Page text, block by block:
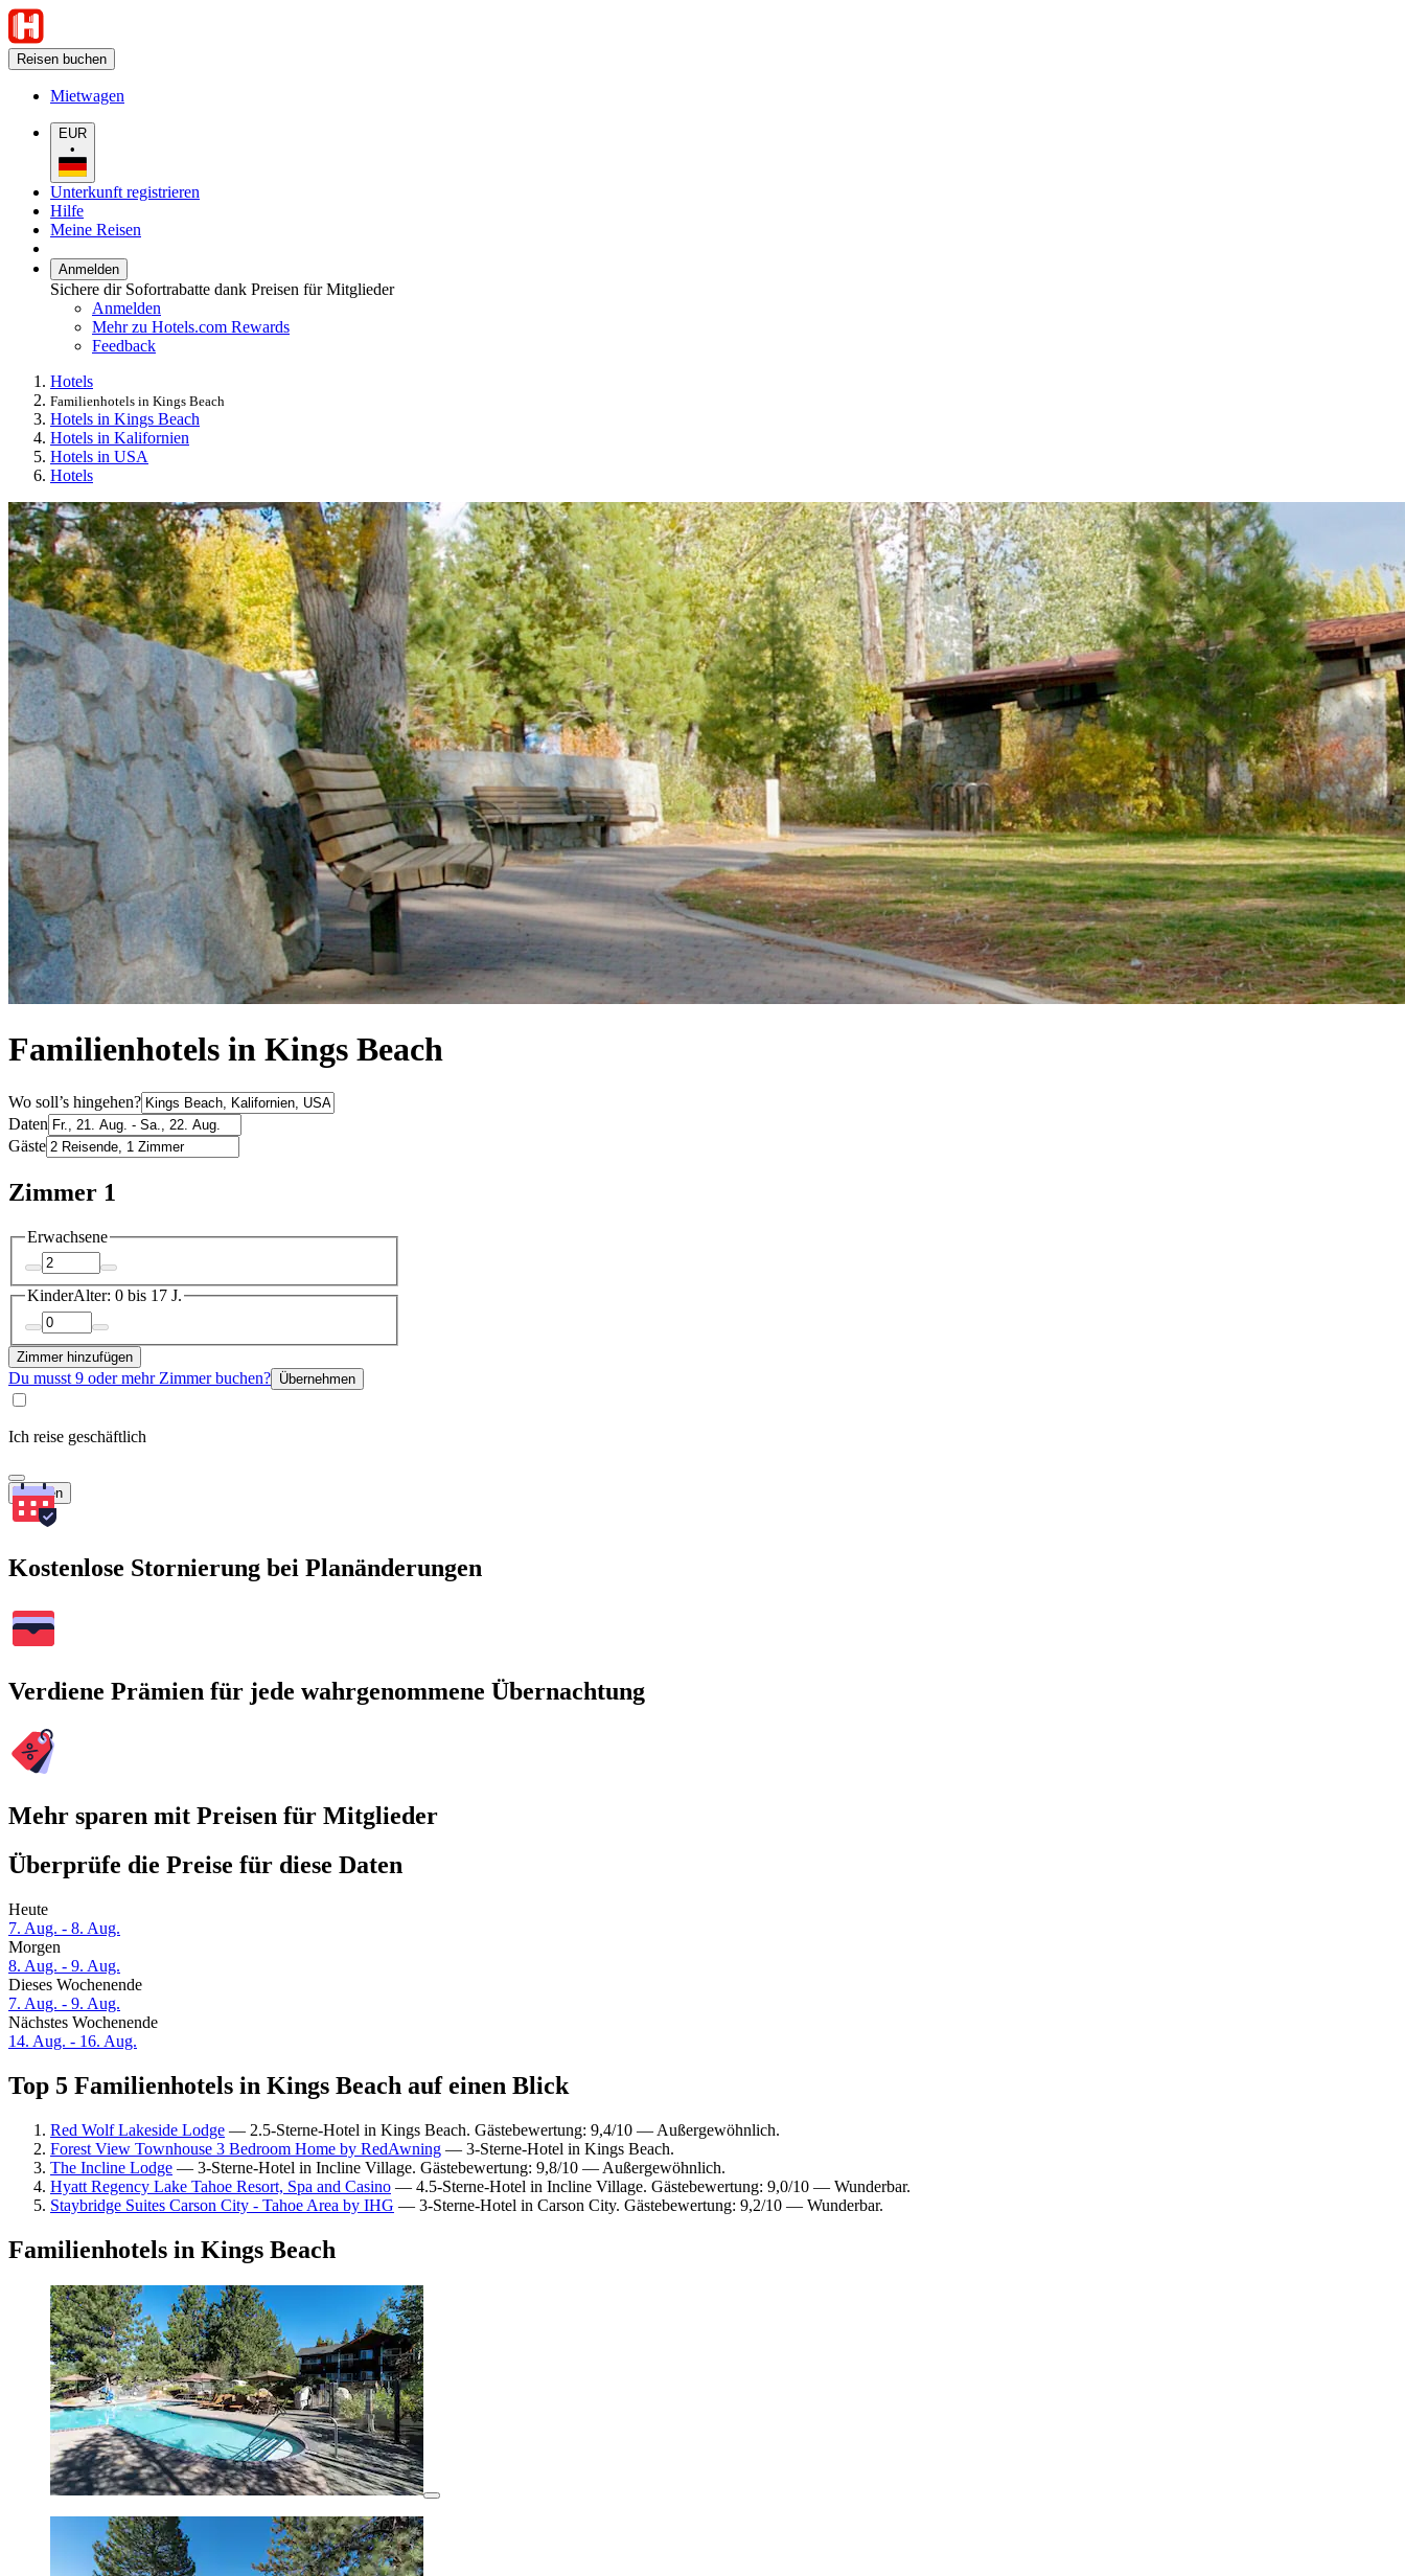
Reisen buchen
Mietwagen
EUR
•
Unterkunft registrieren
Hilfe
Meine Reisen
Anmelden
Sichere dir Sofortrabatte dank Preisen für Mitglieder
Anmelden
Mehr zu Hotels.com Rewards
Feedback
Hotels
Familienhotels in Kings Beach
Hotels in Kings Beach
Hotels in Kalifornien
Hotels in USA
Hotels
Familienhotels in Kings Beach
Wo soll’s hingehen?
Daten
Gäste
Zimmer 1
Erwachsene
KinderAlter: 0 bis 17 J.
Zimmer hinzufügen
Du musst 9 oder mehr Zimmer buchen? Übernehmen
Ich reise geschäftlich
Suchen
Kostenlose Stornierung bei Planänderungen
Verdiene Prämien für jede wahrgenommene Übernachtung
Mehr sparen mit Preisen für Mitglieder
Überprüfe die Preise für diese Daten
Heute
7. Aug. - 8. Aug.
Morgen
8. Aug. - 9. Aug.
Dieses Wochenende
7. Aug. - 9. Aug.
Nächstes Wochenende
14. Aug. - 16. Aug.
Top 5 Familienhotels in Kings Beach auf einen Blick
Red Wolf Lakeside Lodge — 2.5-Sterne-Hotel in Kings Beach. Gästebewertung: 9,4/10 — Außergewöhnlich.
Forest View Townhouse 3 Bedroom Home by RedAwning — 3-Sterne-Hotel in Kings Beach.
The Incline Lodge — 3-Sterne-Hotel in Incline Village. Gästebewertung: 9,8/10 — Außergewöhnlich.
Hyatt Regency Lake Tahoe Resort, Spa and Casino — 4.5-Sterne-Hotel in Incline Village. Gästebewertung: 9,0/10 — Wunderbar.
Staybridge Suites Carson City - Tahoe Area by IHG — 3-Sterne-Hotel in Carson City. Gästebewertung: 9,2/10 — Wunderbar.
Familienhotels in Kings Beach